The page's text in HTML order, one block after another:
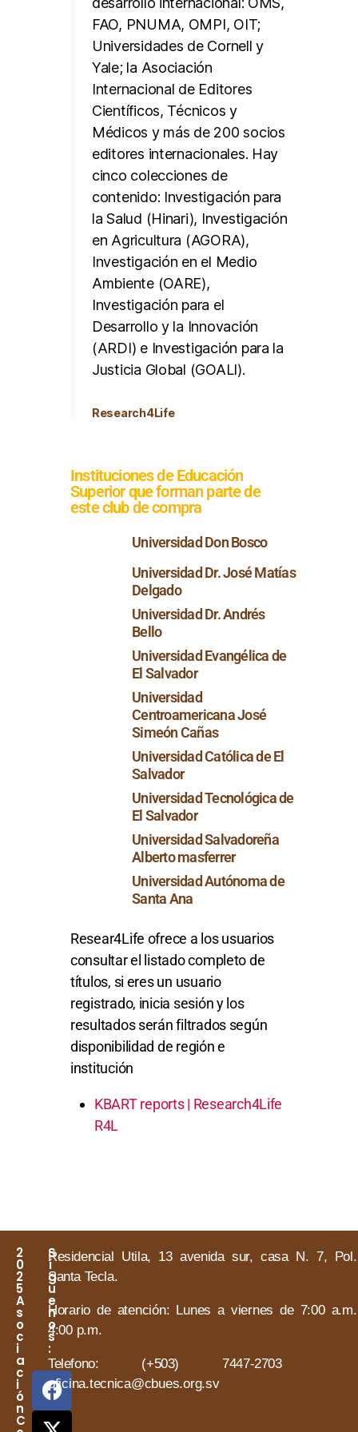
FAO, PNUMA, OMPI, OIT;
Universidades de Cornell y
Yale; la Asociación
Internacional de Editores
Científicos, Técnicos y
Médicos y más de 200 socios
editores internacionales. Hay
cinco colecciones de
contenido: Investigación para
la Salud (Hinari), Investigación
en Agricultura (AGORA),
Investigación en el Medio
Ambiente (OARE),
Investigación para el
Desarrollo y la Innovación
(ARDI) e Investigación para la
Justicia Global (GOALI).
Research4Life
Instituciones de Educación
Superior que forman parte de
este club de compra
Universidad Don Bosco
Universidad Dr. José Matías
Delgado
Universidad Dr. Andrés
Bello
Universidad Evangélica de
El Salvador
Universidad
Centroamericana José
Simeón Cañas
Universidad Católica de El
Salvador
Universidad Tecnológica de
El Salvador
Universidad Salvadoreña
Alberto masferrer
Universidad Autónoma de
Santa Ana
Resear4Life ofrece a los usuarios
consultar el listado completo de
títulos, si eres un usuario
registrado, inicia sesión y los
resultados serán filtrados según
disponibilidad de región e
institución
KBART reports | Research4Life
R4L
2
0
2
5
A
s
o
c
i
a
c
i
ó
n
C
S
í
g
u
e
n
o
s
:
Residencial Utila, 13 avenida sur, casa N. 7,
Santa Tecla.
Horario de atención: Lunes a viernes de 7:00
4:00 p.m.
Telefono: (+503) 7447-2703
oficina.tecnica@cbues.org.sv